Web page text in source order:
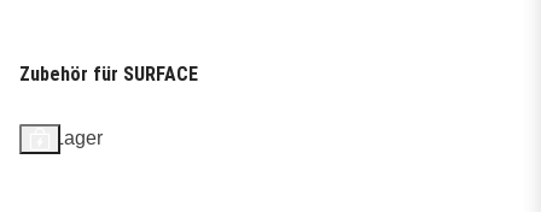
Zubehör für SURFACE
Auf Lager